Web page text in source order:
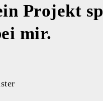
Projekt
mir.